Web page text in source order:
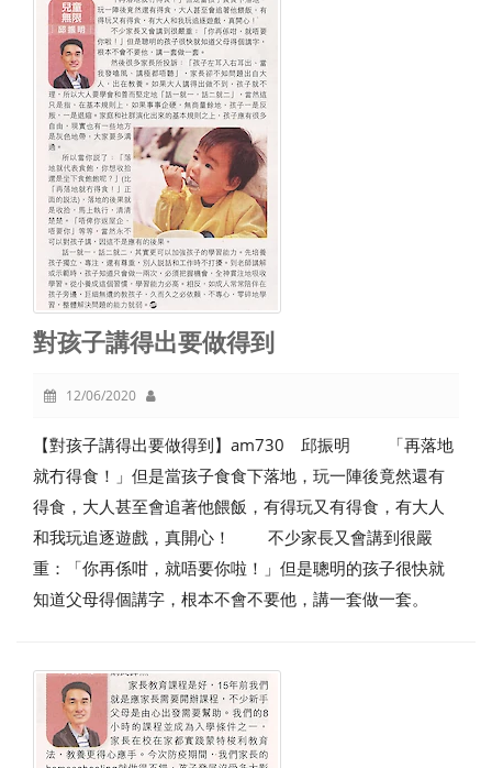
對孩子講得出要做得到
12/06/2020
【對孩子講得出要做得到】am730 邱振明 「再落地
就冇得食！」但是當孩子食食下落地，玩一陣後竟然還有
得食，大人甚至會追著他餵飯，有得玩又有得食，有大人
和我玩追逐遊戲，真開心！ 不少家長又會講到很嚴
重：「你再係咁，就唔要你啦！」但是聰明的孩子很快就
知道父母得個講字，根本不會不要他，講一套做一套。